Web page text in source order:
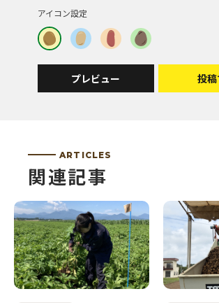
北海道の大自然に感謝ですね～
さんが大切に育ててくれたじゃがいも達
で美味しくいただきたいと思います。今
とポテトサラダを作ります(*´▽｀*)
投稿者 | k
やっぱり北海道らしい風景がいいですね
アイコン設定
プレビュー 投
ARTICLES
関連記事